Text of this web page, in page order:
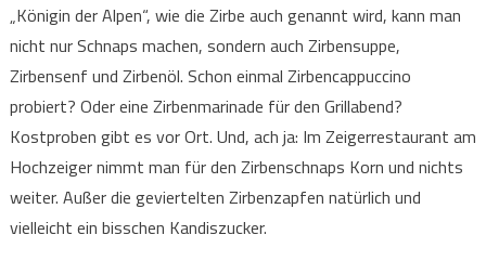
„Königin der Alpen“, wie die Zirbe auch genannt wird, kann man
nicht nur Schnaps machen, sondern auch Zirbensuppe,
Zirbensenf und Zirbenöl. Schon einmal Zirbencappuccino
probiert? Oder eine Zirbenmarinade für den Grillabend?
Kostproben gibt es vor Ort. Und, ach ja: Im Zeigerrestaurant am
Hochzeiger nimmt man für den Zirbenschnaps Korn und nichts
weiter. Außer die geviertelten Zirbenzapfen natürlich und
vielleicht ein bisschen Kandiszucker.